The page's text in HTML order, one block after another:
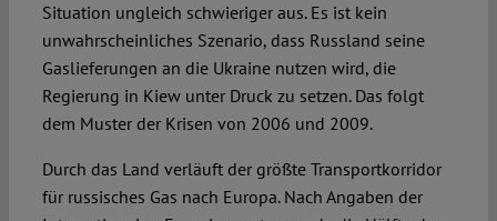
Situation ungleich schwieriger aus. Es ist kein
unwahrscheinliches Szenario, dass Russland seine
Gaslieferungen an die Ukraine nutzen wird, die
Regierung in Kiew unter Druck zu setzen. Das folgt
dem Muster der Krisen von 2006 und 2009.
Durch das Land verläuft der größte Trans­port­korridor
für russisches Gas nach Euro­pa. Nach Angaben der